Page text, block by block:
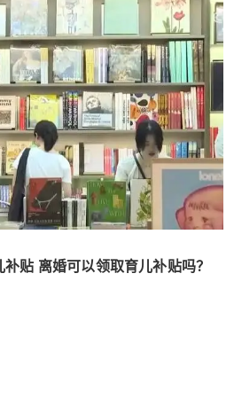
贴 离婚可以领取育儿补贴吗？